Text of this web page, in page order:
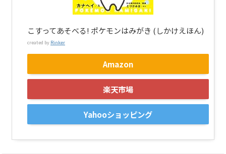
こすってあそべる! ポケモンはみがき (しかけえほん)
created by Rinker
Amazon
楽天市場
Yahooショッピング